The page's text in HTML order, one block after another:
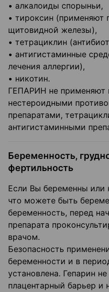
• алкалоиды спорыньи,
• тироксин (применяют
щитовидной железы),
• тетрациклин
• антигистаминные
лечения аллергии),
• никотин.
ГЕПАРИН не применяют
нестероидными
препаратами,
антигистаминными
Беременность,
фертильность
Если Вы беременны или
что можете быть
беременность, перед
препарата
врачом.
Безопасность
беременности и в
установлена. Гепарин
плацентарный барьер и